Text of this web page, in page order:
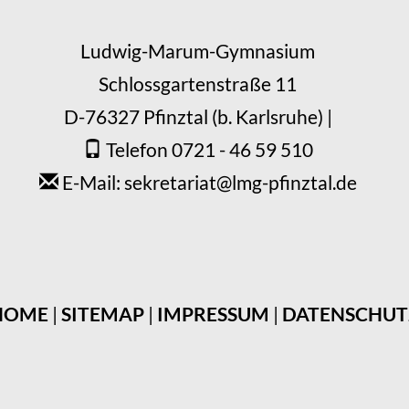
Ludwig-Marum-Gymnasium
Schlossgartenstraße 11
D-76327 Pfinztal (b. Karlsruhe) |
Telefon 0721 - 46 59 510
E-Mail: sekretariat@lmg-pfinztal.de
| SITEMAP | IMPRESSUM |